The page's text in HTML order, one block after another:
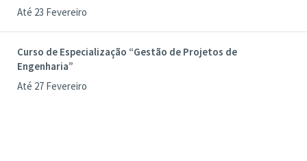
Até 23 Fevereiro
Curso de Especialização “Gestão de Projetos de
Engenharia”
Até 27 Fevereiro